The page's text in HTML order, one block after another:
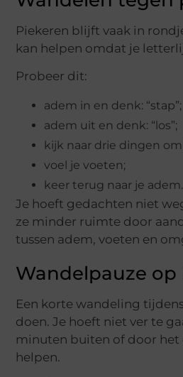
Piekeren blijft vaak in
kan helpen omdat je
Probeer dit:
adem in en denk: “stap”;
adem uit en denk: “los”;
kijk naar drie dingen
voel je voeten;
keer terug naar je adem.
Je hoeft gedachten niet
ze minder ruimte door
tussen adem, voeten en
Wandelpauze
Een korte wandeling
doen. Je hoeft niet ver te
minuten buiten of door
helpen.